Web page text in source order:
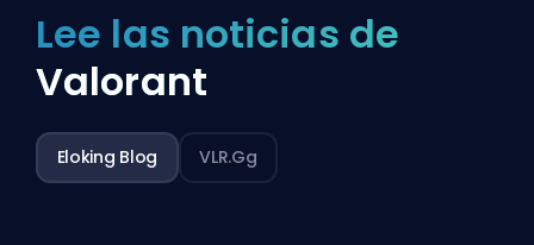
Lee las noticias de
Valorant
Eloking Blog VLR.gg